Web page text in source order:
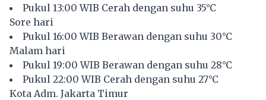
Pukul 13:00 WIB Cerah dengan suhu 35°C
Sore hari
Pukul 16:00 WIB Berawan dengan suhu 30°C
Malam hari
Pukul 19:00 WIB Berawan dengan suhu 28°C
Pukul 22:00 WIB Cerah dengan suhu 27°C
Kota Adm. Jakarta Timur